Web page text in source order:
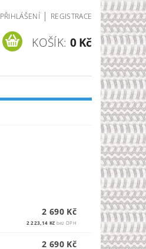
PŘIHLÁŠENÍ | REGISTRACE
KOŠÍK: 0 Kč
2 690 Kč
2 223,14 Kč bez DPH
2 690 Kč